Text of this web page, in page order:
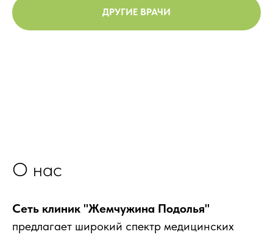
ДРУГИЕ ВРАЧИ
О нас
Сеть клиник "Жемчужина Подолья"
предлагает широкий спектр медицинских